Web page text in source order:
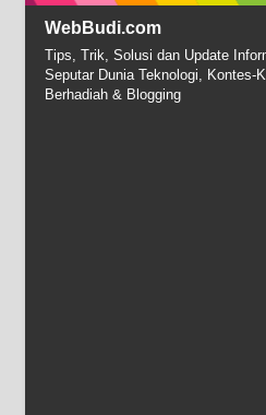
WebBudi.com
Tips, Trik, Solusi dan Update
Seputar Dunia Teknologi, Kontes-
Berhadiah & Blogging